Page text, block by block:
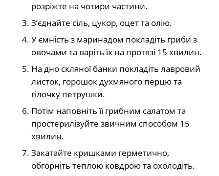
розріжте на чотири частини.
З’єднайте сіль, цукор, оцет та олію.
У ємність з маринадом покладіть гриби з
овочами та варіть їх на протязі 15 хвилин.
На дно скляної банки покладіть лавровий
листок, горошок духмяного перцю та
гілочку петрушки.
Потім наповніть її грибним салатом та
простерилізуйте звичним способом 15
хвилин.
Закатайте кришками герметично,
обгорніть теплою ковдрою та охолодіть.